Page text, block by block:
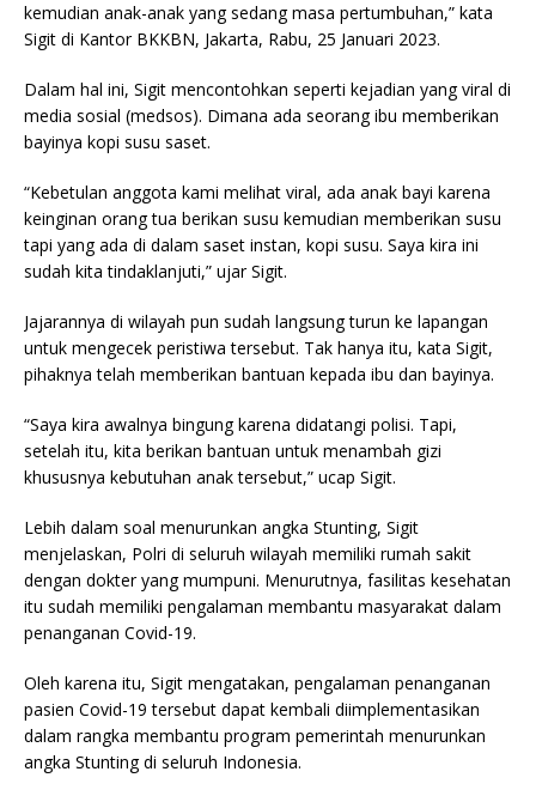
kemudian anak-anak yang sedang masa pertumbuhan,” kata
Sigit di Kantor BKKBN, Jakarta, Rabu, 25 Januari 2023.
Dalam hal ini, Sigit mencontohkan seperti kejadian yang viral di
media sosial (medsos). Dimana ada seorang ibu memberikan
bayinya kopi susu saset.
“Kebetulan anggota kami melihat viral, ada anak bayi karena
keinginan orang tua berikan susu kemudian memberikan susu
tapi yang ada di dalam saset instan, kopi susu. Saya kira ini
sudah kita tindaklanjuti,” ujar Sigit.
Jajarannya di wilayah pun sudah langsung turun ke lapangan
untuk mengecek peristiwa tersebut. Tak hanya itu, kata Sigit,
pihaknya telah memberikan bantuan kepada ibu dan bayinya.
“Saya kira awalnya bingung karena didatangi polisi. Tapi,
setelah itu, kita berikan bantuan untuk menambah gizi
khususnya kebutuhan anak tersebut,” ucap Sigit.
Lebih dalam soal menurunkan angka Stunting, Sigit
menjelaskan, Polri di seluruh wilayah memiliki rumah sakit
dengan dokter yang mumpuni. Menurutnya, fasilitas kesehatan
itu sudah memiliki pengalaman membantu masyarakat dalam
penanganan Covid-19.
Oleh karena itu, Sigit mengatakan, pengalaman penanganan
pasien Covid-19 tersebut dapat kembali diimplementasikan
dalam rangka membantu program pemerintah menurunkan
angka Stunting di seluruh Indonesia.